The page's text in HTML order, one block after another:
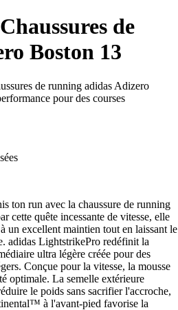
Chaussures de
Boston 13
de running adidas Adizero
pour des courses
ton run avec la chaussure de running
cette quête incessante de vitesse, elle
un excellent maintien tout en laissant le
adidas LightstrikePro redéfinit la
ultra légère créée pour des
Conçue pour la vitesse, la mousse
optimale. La semelle extérieure
le poids sans sacrifier l'accroche,
à l'avant-pied favorise la